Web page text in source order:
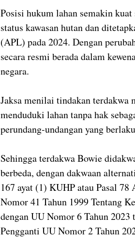
Posisi hukum lahan semakin
status kawasan hutan dan
(APL) pada 2024. Dengan
secara resmi berada dalam
negara.
Jaksa menilai tindakan terdakwa
menduduki lahan tanpa hak
perundang-undangan yang
Sehingga terdakwa Bowie
berbeda, dengan dakwaan
167 ayat (1) KUHP atau Pasal
Nomor 41 Tahun 1999 Tentang
dengan UU Nomor 6 Tahun 2023
Pengganti UU Nomor 2 Tahun